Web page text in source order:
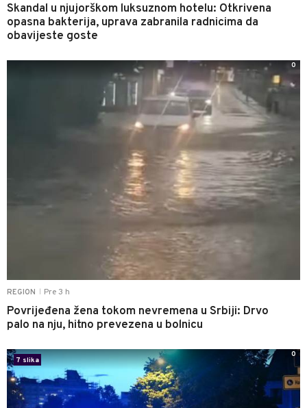
Skandal u njujorškom luksuznom hotelu: Otkrivena
opasna bakterija, uprava zabranila radnicima da
obavijeste goste
REGION Pre 3 h
Povrijeđena žena tokom nevremena u Srbiji: Drvo
palo na nju, hitno prevezena u bolnicu
0
7 slika
0